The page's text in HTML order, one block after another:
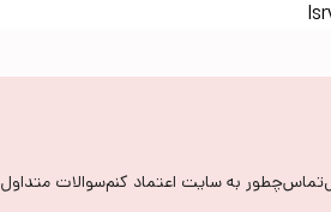
تماسچطور به سایت اعتماد کنمسوالات متداول